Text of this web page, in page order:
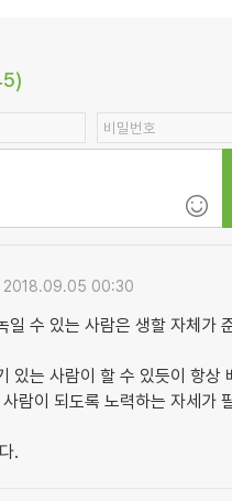
2018.09.05 00:30
일 수 있는 사람은 생할 자체가
있는 사람이 할 수 있듯이 항상
람이 되도록 노력하는 자세가
.